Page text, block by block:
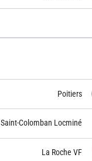
Poitiers
Saint-Colomban Locminé
La Roche VF